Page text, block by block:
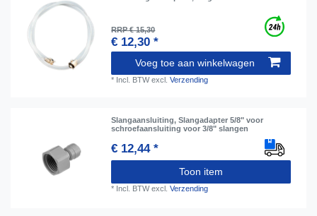
RRP € 15,30
€ 12,30 *
Voeg toe aan winkelwagen
* Incl. BTWexcl.Verzending
Slangaansluiting, Slangadapter 5/8" voor
schroefaansluiting voor 3/8" slangen
€ 12,44 *
Toon item
* Incl. BTWexcl.Verzending